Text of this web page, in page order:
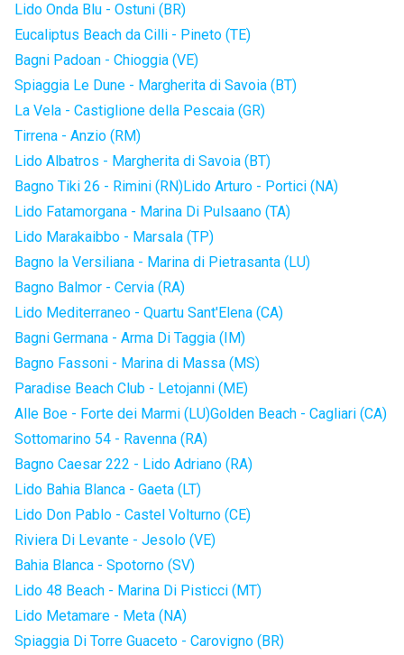
Lido Onda Blu - Ostuni (BR)
Eucaliptus Beach da Cilli - Pineto (TE)
Bagni Padoan - Chioggia (VE)
Spiaggia Le Dune - Margherita di Savoia (BT)
La Vela - Castiglione della Pescaia (GR)
Tirrena - Anzio (RM)
Lido Albatros - Margherita di Savoia (BT)
Bagno Tiki 26 - Rimini (RN)Lido Arturo - Portici (NA)
Lido Fatamorgana - Marina Di Pulsaano (TA)
Lido Marakaibbo - Marsala (TP)
Bagno la Versiliana - Marina di Pietrasanta (LU)
Bagno Balmor - Cervia (RA)
Lido Mediterraneo - Quartu Sant'Elena (CA)
Bagni Germana - Arma Di Taggia (IM)
Bagno Fassoni - Marina di Massa (MS)
Paradise Beach Club - Letojanni (ME)
Alle Boe - Forte dei Marmi (LU)Golden Beach - Cagliari (CA)
Sottomarino 54 - Ravenna (RA)
Bagno Caesar 222 - Lido Adriano (RA)
Lido Bahia Blanca - Gaeta (LT)
Lido Don Pablo - Castel Volturno (CE)
Riviera Di Levante - Jesolo (VE)
Bahia Blanca - Spotorno (SV)
Lido 48 Beach - Marina Di Pisticci (MT)
Lido Metamare - Meta (NA)
Spiaggia Di Torre Guaceto - Carovigno (BR)